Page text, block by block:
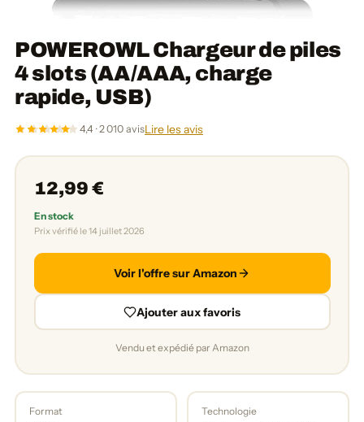
POWEROWL Chargeur de piles
4 slots (AA/AAA, charge
rapide, USB)
4,4 · 2 010 avisLire les avis
12,99 €
En stock
Prix vérifié le 14 juillet 2026
Voir l'offre sur Amazon
Ajouter aux favoris
Vendu et expédié par Amazon
Format Technologie